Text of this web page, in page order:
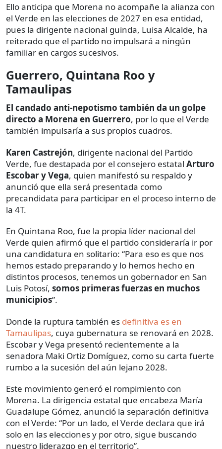
Ello anticipa que Morena no acompañe la alianza con
el Verde en las elecciones de 2027 en esa entidad,
pues la dirigente nacional guinda, Luisa Alcalde, ha
reiterado que el partido no impulsará a ningún
familiar en cargos sucesivos.
Guerrero, Quintana Roo y
Tamaulipas
El candado anti-nepotismo también da un golpe
directo a Morena en Guerrero, por lo que el Verde
también impulsaría a sus propios cuadros.
Karen Castrejón, dirigente nacional del Partido
Verde, fue destapada por el consejero estatal Arturo
Escobar y Vega, quien manifestó su respaldo y
anunció que ella será presentada como
precandidata para participar en el proceso interno de
la 4T.
En Quintana Roo, fue la propia líder nacional del
Verde quien afirmó que el partido consideraría ir por
una candidatura en solitario: “Para eso es que nos
hemos estado preparando y lo hemos hecho en
distintos procesos, tenemos un gobernador en San
Luis Potosí, somos primeras fuerzas en muchos
municipios”.
Donde la ruptura también es definitiva es en
Tamaulipas, cuya gubernatura se renovará en 2028.
Escobar y Vega presentó recientemente a la
senadora Maki Ortiz Domíguez, como su carta fuerte
rumbo a la sucesión del aún lejano 2028.
Este movimiento generó el rompimiento con
Morena. La dirigencia estatal que encabeza María
Guadalupe Gómez, anunció la separación definitiva
con el Verde: “Por un lado, el Verde declara que irá
solo en las elecciones y por otro, sigue buscando
nuestro liderazgo en el territorio”.